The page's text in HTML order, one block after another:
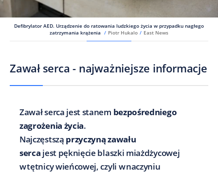
Defibrylator AED. Urządzenie do ratowania ludzkiego życia w przypadku nagłego
zatrzymania krążenia / Piotr Hukalo / East News
Zawał serca - najważniejsze informacje
Zawał serca jest stanem bezpośredniego
zagrożenia życia.
Najczęstszą przyczyną zawału
serca jest pęknięcie blaszki miażdżycowej
w tętnicy wieńcowej, czyli w naczyniu